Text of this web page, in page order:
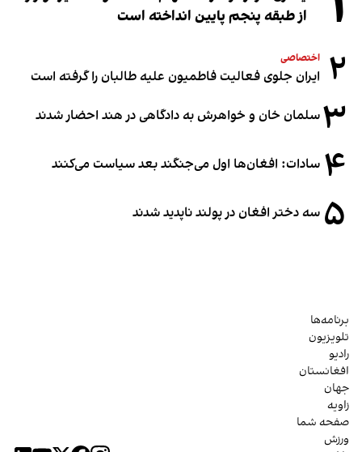
از طبقه پنجم پایین انداخته است
۲ اختصاصی
ایران جلوی فعالیت فاطمیون علیه طالبان را گرفته است
۳سلمان خان و خواهرش به دادگاهی در هند احضار شدند
۴ سادات: افغان‌ها اول می‌جنگند بعد سیاست می‌کنند
۵ سه دختر افغان در پولند ناپدید شدند
برنامه‌ها
تلویزیون
رادیو
افغانستان
جهان
زاویه
صفحه شما
ورزش